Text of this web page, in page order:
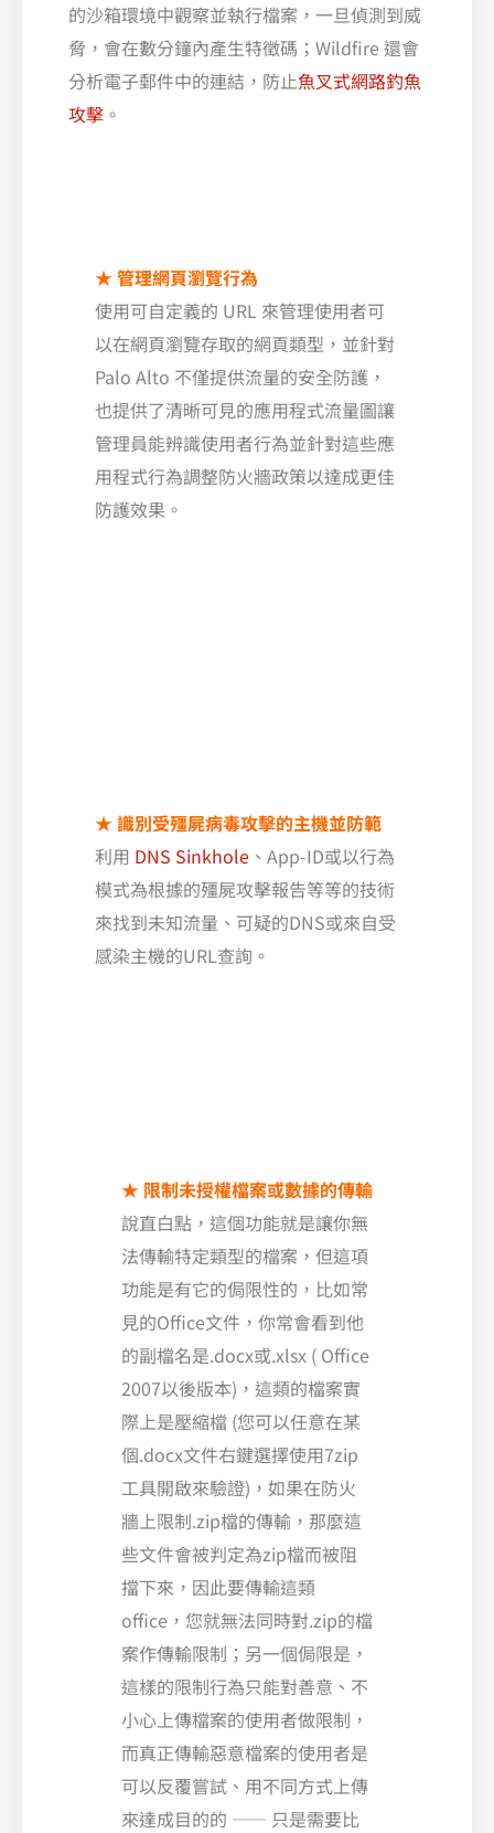
的沙箱環境中觀察並執行檔案，一旦偵測到威
脅，會在數分鐘內產生特徵碼；Wildfire 還會
分析電子郵件中的連結，防止魚叉式網路釣魚
攻擊 。
★ 管理網頁瀏覽行為
使用可自定義的 URL 來管理使用者可
以在網頁瀏覽存取的網頁類型，並針對
Palo Alto 不僅提供流量的安全防護，
也提供了清晰可見的應用程式流量圖讓
管理員能辨識使用者行為並針對這些應
用程式行為調整防火牆政策以達成更佳
防護效果。
★ 識別受殭屍病毒攻擊的主機並防範
利用 DNS Sinkhole 、App-ID或以行為
模式為根據的殭屍攻擊報告等等的技術
來找到未知流量、可疑的DNS或來自受
感染主機的URL查詢。
★ 限制未授權檔案或數據的傳輸
說直白點，這個功能就是讓你無
法傳輸特定類型的檔案，但這項
功能是有它的侷限性的，比如常
見的Office文件，你常會看到他
的副檔名是.docx或.xlsx ( Office
2007以後版本)，這類的檔案實
際上是壓縮檔 (您可以任意在某
個.docx文件右鍵選擇使用7zip
工具開啟來驗證)，如果在防火
牆上限制.zip檔的傳輸，那麼這
些文件會被判定為zip檔而被阻
擋下來，因此要傳輸這類
office，您就無法同時對.zip的檔
案作傳輸限制；另一個侷限是，
這樣的限制行為只能對善意、不
小心上傳檔案的使用者做限制，
而真正傳輸惡意檔案的使用者是
可以反覆嘗試、用不同方式上傳
來達成目的的 —— 只是需要比